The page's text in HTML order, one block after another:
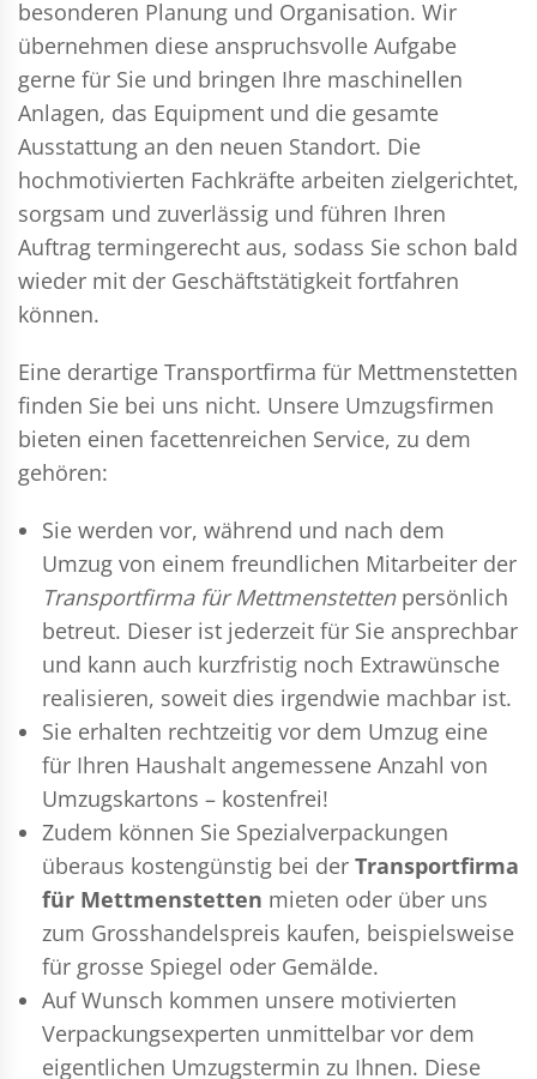
besonderen Planung und Organisation. Wir
übernehmen diese anspruchsvolle Aufgabe
gerne für Sie und bringen Ihre maschinellen
Anlagen, das Equipment und die gesamte
Ausstattung an den neuen Standort. Die
hochmotivierten Fachkräfte arbeiten zielgerichtet,
sorgsam und zuverlässig und führen Ihren
Auftrag termingerecht aus, sodass Sie schon bald
wieder mit der Geschäftstätigkeit fortfahren
können.
Eine derartige Transportfirma für Mettmenstetten
finden Sie bei uns nicht. Unsere Umzugsfirmen
bieten einen facettenreichen Service, zu dem
gehören:
Sie werden vor, während und nach dem
Umzug von einem freundlichen Mitarbeiter der
Transportfirma für Mettmenstettenpersönlich
betreut. Dieser ist jederzeit für Sie ansprechbar
und kann auch kurzfristig noch Extrawünsche
realisieren, soweit dies irgendwie machbar ist.
Sie erhalten rechtzeitig vor dem Umzug eine
für Ihren Haushalt angemessene Anzahl von
Umzugskartons – kostenfrei!
Zudem können Sie Spezialverpackungen
überaus kostengünstig bei der Transportfirma
für Mettmenstetten mieten oder über uns
zum Grosshandelspreis kaufen, beispielsweise
für grosse Spiegel oder Gemälde.
Auf Wunsch kommen unsere motivierten
Verpackungsexperten unmittelbar vor dem
eigentlichen Umzugstermin zu Ihnen. Diese